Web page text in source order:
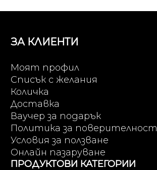
ЗА КЛИЕНТИ
Моят профил
Списък с желания
Количка
Доставка
Ваучер за подарък
Политика за поверителност
Условия за ползване
Онлайн пазаруване
ПРОДУКТОВИ КАТЕГОРИИ